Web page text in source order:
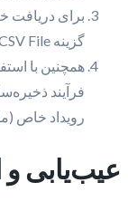
گزینه Export CSV File را تیک بزنید.
فرآیند
رویداد خاص
عیب‌یابی و